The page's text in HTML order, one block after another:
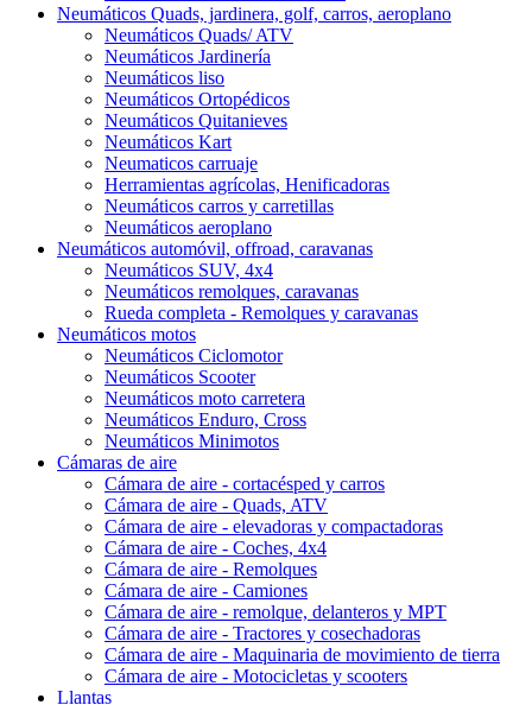
Neumáticos Quads, jardinera, golf, carros, aeroplano
Neumáticos Quads/ ATV
Neumáticos Jardinería
Neumáticos liso
Neumáticos Ortopédicos
Neumáticos Quitanieves
Neumáticos Kart
Neumaticos carruaje
Herramientas agrícolas, Henificadoras
Neumáticos carros y carretillas
Neumáticos aeroplano
Neumáticos automóvil, offroad, caravanas
Neumáticos SUV, 4x4
Neumáticos remolques, caravanas
Rueda completa - Remolques y caravanas
Neumáticos motos
Neumáticos Ciclomotor
Neumáticos Scooter
Neumáticos moto carretera
Neumáticos Enduro, Cross
Neumáticos Minimotos
Cámaras de aire
Cámara de aire - cortacésped y carros
Cámara de aire - Quads, ATV
Cámara de aire - elevadoras y compactadoras
Cámara de aire - Coches, 4x4
Cámara de aire - Remolques
Cámara de aire - Camiones
Cámara de aire - remolque, delanteros y MPT
Cámara de aire - Tractores y cosechadoras
Cámara de aire - Maquinaria de movimiento de tierra
Cámara de aire - Motocicletas y scooters
Llantas